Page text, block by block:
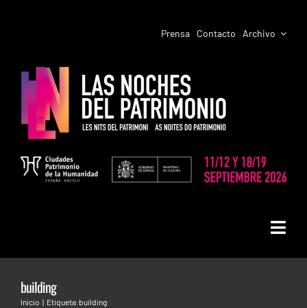
Prensa Contacto Archivo
LAS NOCHES DEL PATRIMONIO
PROGRAMACIÓN CIUDADES
building
Inicio Etiqueta:building